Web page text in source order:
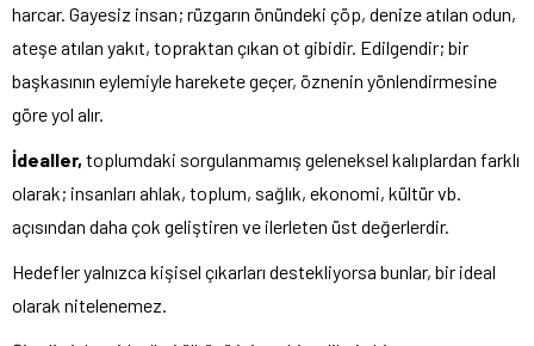
harcar. Gayesiz insan; rüzgarın önündeki çöp, denize atılan odun,
ateşe atılan yakıt, topraktan çıkan ot gibidir. Edilgendir; bir
başkasının eylemiyle harekete geçer, öznenin yönlendirmesine
göre yol alır.
İdealler, toplumdaki sorgulanmamış geleneksel kalıplardan farklı
olarak; insanları ahlak, toplum, sağlık, ekonomi, kültür vb.
açısından daha çok geliştiren ve ilerleten üst değerlerdir.
Hedefler yalnızca kişisel çıkarları destekliyorsa bunlar, bir ideal
olarak nitelenemez.